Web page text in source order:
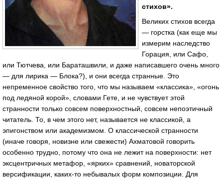
стихов».
Великих стихов всегда
— горстка (как еще мы
измерим наследство
Горация, или Сафо,
или Тютчева, или Бараташвили, и даже написавшего очень много
— для лирика — Блока?), и они всегда странные. Это
непременное свойство того, что мы называем «классика», «огонь
под ледяной корой», словами Гете, и не чувствует этой
странности только совсем поверхностный, совсем непоэтичный
читатель. То, в чем этого нет, называется не классикой, а
эпигонством или академизмом. О классической странности
(иначе говоря, новизне или свежести) Ахматовой говорить
особенно трудно, потому что она не лежит на поверхности: нет
эксцентричных метафор, «ярких» сравнений, новаторской
версификации, каких-то небывалых форм композиции. Для